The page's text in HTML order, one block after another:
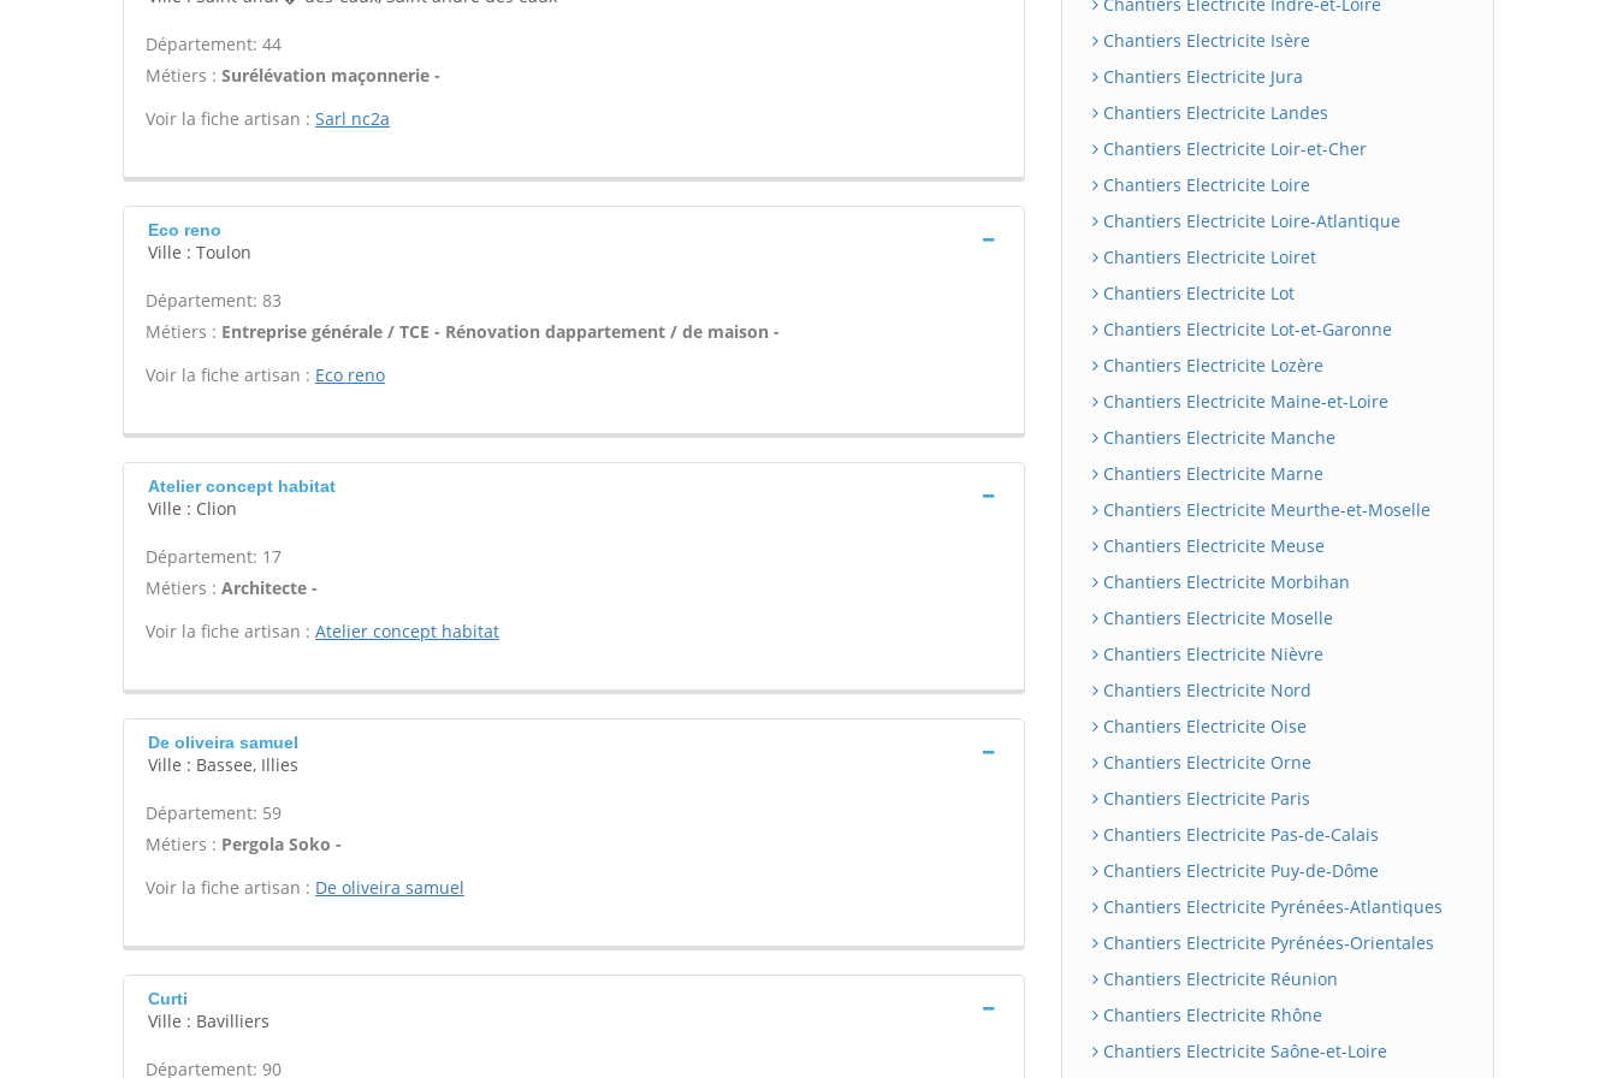
Département: 44
Métiers : Surélévation maçonnerie -
Voir la fiche artisan : Sarl nc2a
Eco reno
Ville : Toulon
Département: 83
Métiers : Entreprise générale / TCE - Rénovation dappartement / de maison -
Voir la fiche artisan : Eco reno
Atelier concept habitat
Ville : Clion
Département: 17
Métiers : Architecte -
Voir la fiche artisan : Atelier concept habitat
De oliveira samuel
Ville : Bassee, Illies
Département: 59
Métiers : Pergola Soko -
Voir la fiche artisan : De oliveira samuel
Curti
Ville : Bavilliers
Département: 90
Chantiers Electricite Isère
Chantiers Electricite Jura
Chantiers Electricite Landes
Chantiers Electricite Loir-et-Cher
Chantiers Electricite Loire
Chantiers Electricite Loire-Atlantique
Chantiers Electricite Loiret
Chantiers Electricite Lot
Chantiers Electricite Lot-et-Garonne
Chantiers Electricite Lozère
Chantiers Electricite Maine-et-Loire
Chantiers Electricite Manche
Chantiers Electricite Marne
Chantiers Electricite Meurthe-et-Moselle
Chantiers Electricite Meuse
Chantiers Electricite Morbihan
Chantiers Electricite Moselle
Chantiers Electricite Nièvre
Chantiers Electricite Nord
Chantiers Electricite Oise
Chantiers Electricite Orne
Chantiers Electricite Paris
Chantiers Electricite Pas-de-Calais
Chantiers Electricite Puy-de-Dôme
Chantiers Electricite Pyrénées-Atlantiques
Chantiers Electricite Pyrénées-Orientales
Chantiers Electricite Réunion
Chantiers Electricite Rhône
Chantiers Electricite Saône-et-Loire